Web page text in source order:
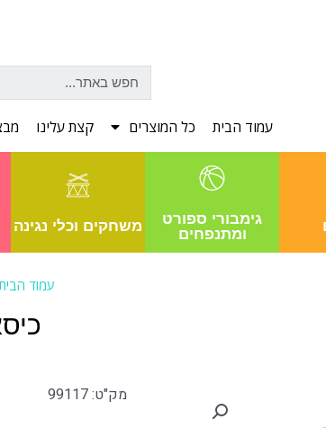
עמוד הבית כל המוצרים קצת עלינו
גימבורי ספורט
ומתנפחים
משחקים וכלי נגינה
עמוד
מק"ט: 99117